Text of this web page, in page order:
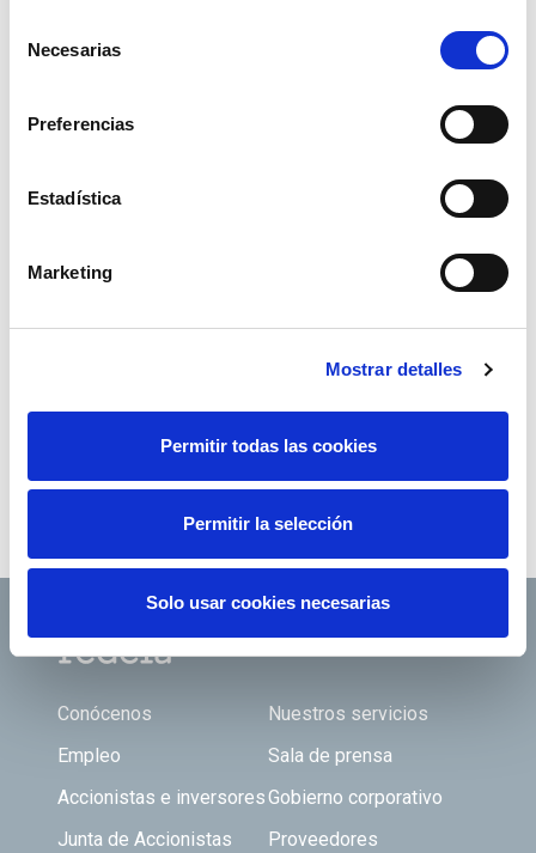
Necesarias
Preferencias
Estadística
Marketing
Mostrar detalles
Permitir todas las cookies
Permitir la selección
Solo usar cookies necesarias
You may be
interested...
Compromiso con la biodiversidad
Footer TOP
Conócenos
Nuestros servicios
Empleo
Sala de prensa
Accionistas e inversoresGobierno corporativo
Junta de Accionistas
Proveedores